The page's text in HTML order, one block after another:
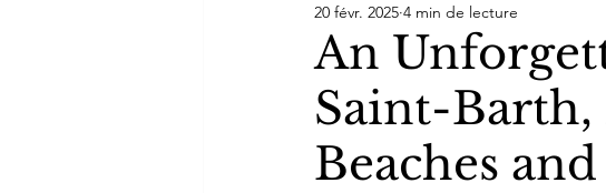
An
Saint-Barth,
Beaches
20 févr. 2025 4 min de lecture